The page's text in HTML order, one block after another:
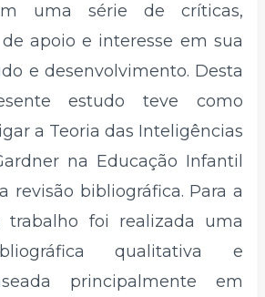
uma série de críticas,
apoio e interesse em sua
e desenvolvimento. Desta
estudo teve como
a Teoria das Inteligências
na Educação Infantil
revisão bibliográfica. Para a
trabalho foi realizada uma
qualitativa e
principalmente em